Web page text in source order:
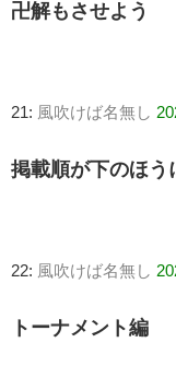
卍解もさせよう
21: 風吹けば名無し
掲載順が下のほう
22: 風吹けば名無し
トーナメント編